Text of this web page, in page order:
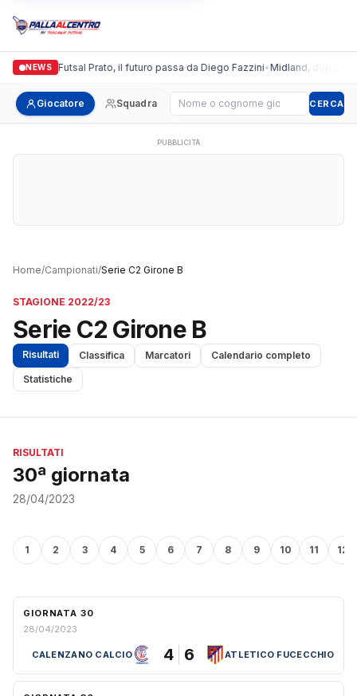
NEWS
Italgronda Futsal Prato, il futuro passa da Diego Fazzini•Midland, doppio
Giocatore Squadra Cerca giocatore CERCA
PUBBLICITÀ
Home/Campionati/Serie C2 Girone B
STAGIONE 2022/23
Serie C2 Girone B
Risultati Classifica Marcatori
Calendario completo
Statistiche
RISULTATI
30ª giornata
28/04/2023
1 2 3 4 5 6 7 8 9 10 11 12
GIORNATA 30
28/04/2023
CALENZANO CALCIO 4 6 ATLETICO FUCECCHIO